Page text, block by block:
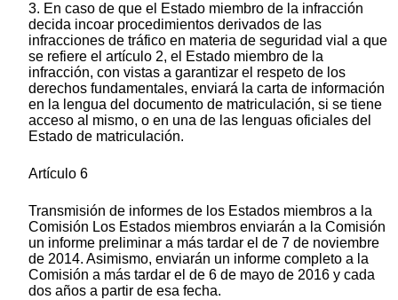
3. En caso de que el Estado miembro de la infracción
decida incoar procedimientos derivados de las
infracciones de tráfico en materia de seguridad vial a que
se refiere el artículo 2, el Estado miembro de la
infracción, con vistas a garantizar el respeto de los
derechos fundamentales, enviará la carta de información
en la lengua del documento de matriculación, si se tiene
acceso al mismo, o en una de las lenguas oficiales del
Estado de matriculación.
Artículo 6
Transmisión de informes de los Estados miembros a la
Comisión Los Estados miembros enviarán a la Comisión
un informe preliminar a más tardar el de 7 de noviembre
de 2014. Asimismo, enviarán un informe completo a la
Comisión a más tardar el de 6 de mayo de 2016 y cada
dos años a partir de esa fecha.